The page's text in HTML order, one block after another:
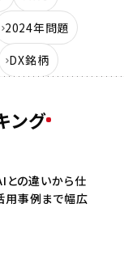
2024年問題
DX銘柄
ング
との違いから仕
用事例まで幅広